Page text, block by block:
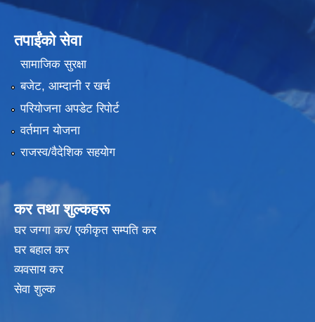
तपाईंको सेवा
सामाजिक सुरक्षा
बजेट, आम्दानी र खर्च
परियोजना अपडेट रिपोर्ट
वर्तमान योजना
राजस्व/वैदेशिक सहयोग
कर तथा शुल्कहरू
घर जग्गा कर/ एकीकृत सम्पति कर
घर बहाल कर
व्यवसाय कर
सेवा शुल्क